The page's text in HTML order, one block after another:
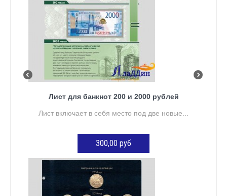
Лист для банкнот 200 и 2000 рублей
Лист включает в себя место под две новые...
300,00 руб
ДОБАВИТЬ В КОРЗИНУ